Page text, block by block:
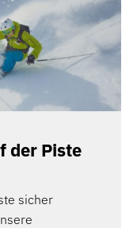
der Piste
sicher